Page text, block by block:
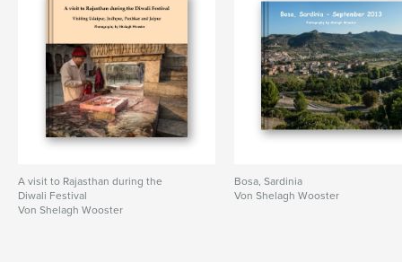
A visit to Rajasthan during the
Diwali Festival
Von Shelagh Wooster
Bosa, Sardinia
Von Shelagh Wooster